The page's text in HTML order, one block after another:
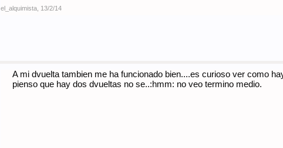
el_alquimista 13/2/14
A mi dvuelta tambien me ha funcionado bien....es curioso ver como
pienso que hay dos dvueltas no se..:hmm: no veo termino medio.